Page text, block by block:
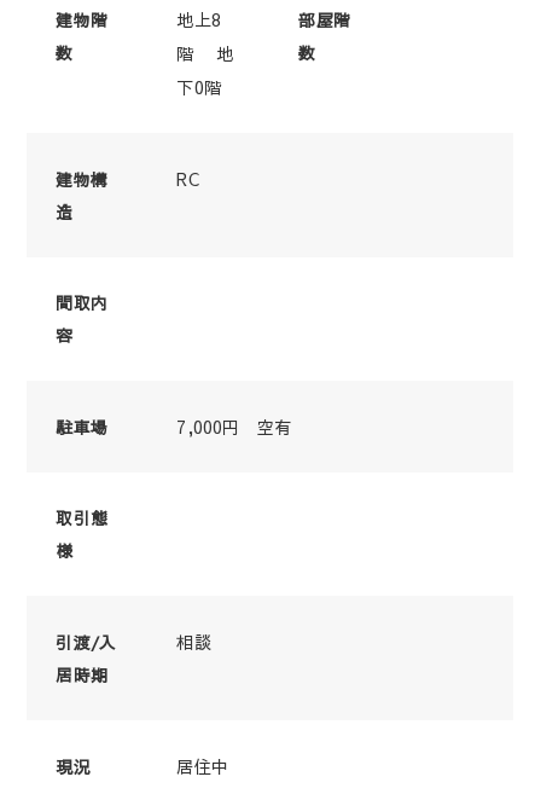
建物階
数
地上8
階 地
下0階
部屋階
数
建物構
造
RC
間取内
容
駐車場 7,000円 空有
取引態
様
引渡/入
居時期
相談
現況 居住中